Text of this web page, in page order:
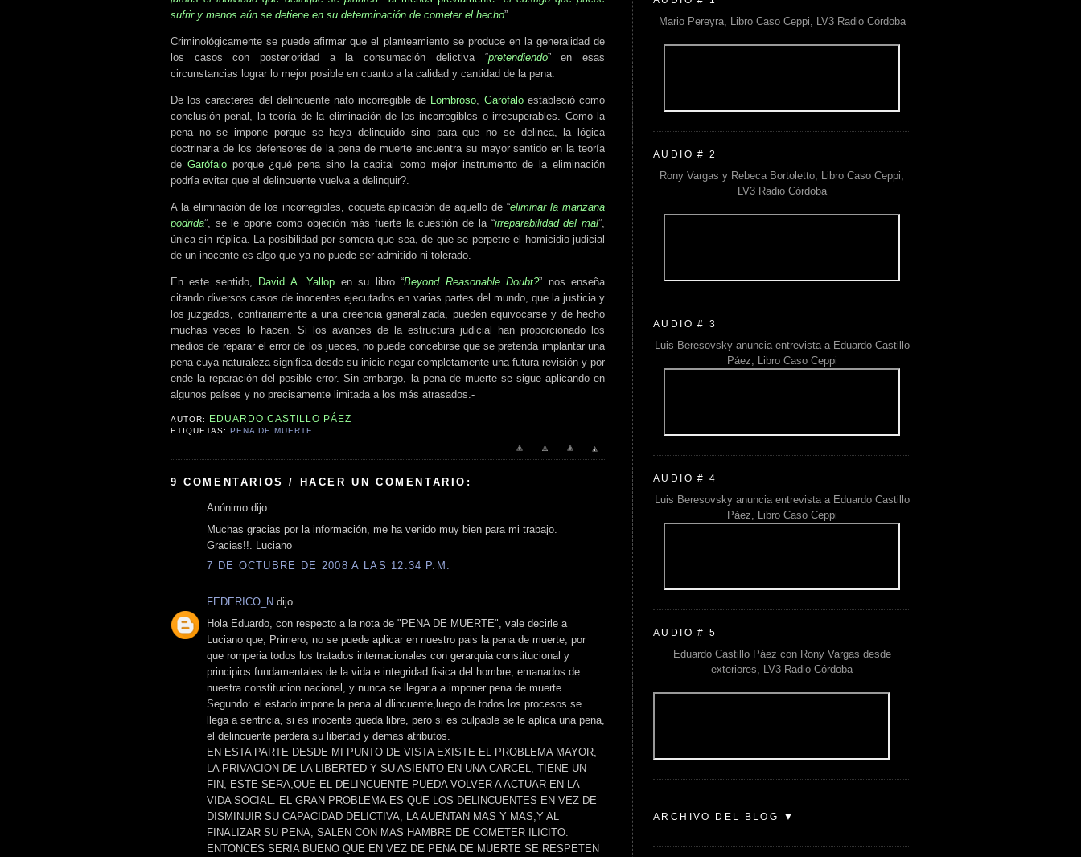
sufrir y menos aún se detiene en su determinación de cometer el hecho”.
Criminológicamente se puede afirmar que el planteamiento se produce en la generalidad de
los casos con posterioridad a la consumación delictiva “pretendiendo” en esas
circunstancias lograr lo mejor posible en cuanto a la calidad y cantidad de la pena.
De los caracteres del delincuente nato incorregible de Lombroso, Garófaloestableció como
conclusión penal, la teoría de la eliminación de los incorregibles o irrecuperables. Como la
pena no se impone porque se haya delinquido sino para que no se delinca, la lógica
doctrinaria de los defensores de la pena de muerte encuentra su mayor sentido en la teoría
de Garófaloporque ¿qué pena sino la capital como mejor instrumento de la eliminación
podría evitar que el delincuente vuelva a delinquir?.
A la eliminación de los incorregibles, coqueta aplicación de aquello de “eliminar la manzana
podrida”, se le opone como objeción más fuerte la cuestión de la “irreparabilidad del mal”,
única sin réplica. La posibilidad por somera que sea, de que se perpetre el homicidio judicial
de un inocente es algo que ya no puede ser admitido ni tolerado.
En este sentido, David A. Yallop en su libro “Beyond Reasonable Doubt?” nos enseña
citando diversos casos de inocentes ejecutados en varias partes del mundo, que la justicia y
los juzgados, contrariamente a una creencia generalizada, pueden equivocarse y de hecho
muchas veces lo hacen. Si los avances de la estructura judicial han proporcionado los
medios de reparar el error de los jueces, no puede concebirse que se pretenda implantar una
pena cuya naturaleza significa desde su inicio negar completamente una futura revisión y por
ende la reparación del posible error. Sin embargo, la pena de muerte se sigue aplicando en
algunos países y no precisamente limitada a los más atrasados.-
AUTOR: EDUARDO CASTILLO PÁEZ
ETIQUETAS: PENA DE MUERTE
9 COMENTARIOS / HACER UN COMENTARIO:
Anónimo dijo...
Muchas gracias por la información, me ha venido muy bien para mi trabajo.
Gracias!!. Luciano
7 DE OCTUBRE DE 2008 A LAS 12:34 P.M.
FEDERICO_N dijo...
Hola Eduardo, con respecto a la nota de "PENA DE MUERTE", vale decirle a
Luciano que, Primero, no se puede aplicar en nuestro pais la pena de muerte, por
que romperia todos los tratados internacionales con gerarquia constitucional y
principios fundamentales de la vida e integridad fisica del hombre, emanados de
nuestra constitucion nacional, y nunca se llegaria a imponer pena de muerte.
Segundo: el estado impone la pena al dlincuente,luego de todos los procesos se
llega a sentncia, si es inocente queda libre, pero si es culpable se le aplica una pena,
el delincuente perdera su libertad y demas atributos.
EN ESTA PARTE DESDE MI PUNTO DE VISTA EXISTE EL PROBLEMA MAYOR,
LA PRIVACION DE LA LIBERTED Y SU ASIENTO EN UNA CARCEL, TIENE UN
FIN, ESTE SERA,QUE EL DELINCUENTE PUEDA VOLVER A ACTUAR EN LA
VIDA SOCIAL. EL GRAN PROBLEMA ES QUE LOS DELINCUENTES EN VEZ DE
DISMINUIR SU CAPACIDAD DELICTIVA, LA AUENTAN MAS Y MAS,Y AL
FINALIZAR SU PENA, SALEN CON MAS HAMBRE DE COMETER ILICITO.
ENTONCES SERIA BUENO QUE EN VEZ DE PENA DE MUERTE SE RESPETEN
Mario Pereyra, Libro Caso Ceppi, LV3 Radio Córdoba
AUDIO # 2
Rony Vargas y Rebeca Bortoletto, Libro Caso Ceppi,
LV3 Radio Córdoba
AUDIO # 3
Luis Beresovsky anuncia entrevista a Eduardo Castillo
Páez, Libro Caso Ceppi
AUDIO # 4
Luis Beresovsky anuncia entrevista a Eduardo Castillo
Páez, Libro Caso Ceppi
AUDIO # 5
Eduardo Castillo Páez con Rony Vargas desde
exteriores, LV3 Radio Córdoba
ARCHIVO DEL BLOG ▼